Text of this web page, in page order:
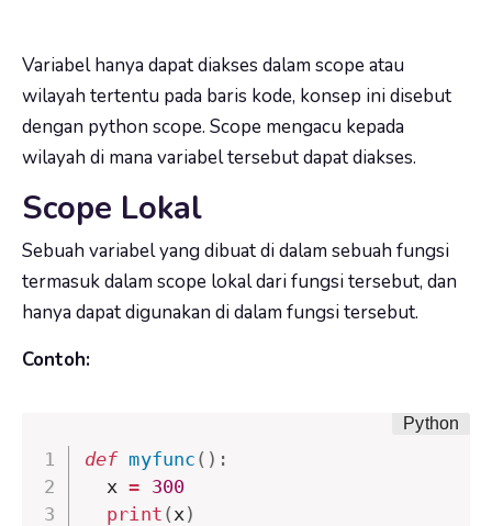
Variabel hanya dapat diakses dalam scope atau
wilayah tertentu pada baris kode, konsep ini disebut
dengan python scope. Scope mengacu kepada
wilayah di mana variabel tersebut dapat diakses.
Scope Lokal
Sebuah variabel yang dibuat di dalam sebuah fungsi
termasuk dalam scope lokal dari fungsi tersebut, dan
hanya dapat digunakan di dalam fungsi tersebut.
Contoh:
def myfunc ( ) :
  x
= 300
print ( x )